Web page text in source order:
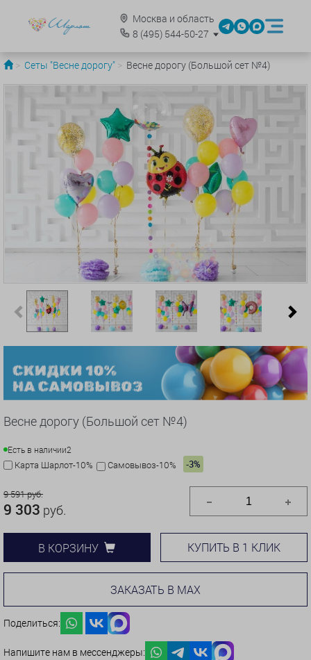
Москва и область
8 (495)544-50-27
Сеты "Весне дорогу" Весне дорогу (Большой сет №4)
Previous
Весне дорогу (Большой сет №4)
Есть в наличии2
Карта Шарлот-10% Самовывоз-10% -3%
9 591 руб.
9 303 руб.
В КОРЗИНУ КУПИТЬ В 1 КЛИК
ЗАКАЗАТЬ В MAX
Поделиться:
Напишите нам в мессенджеры: